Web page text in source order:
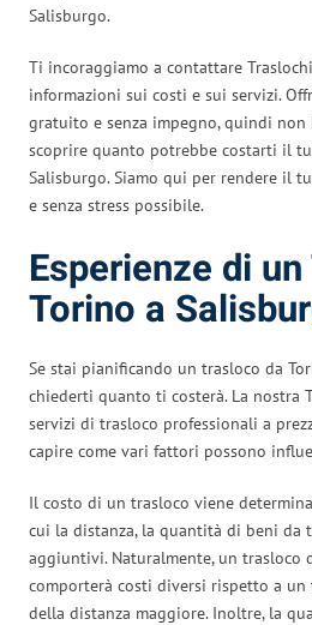
Salisburgo.
Ti incoraggiamo a contattare
informazioni sui costi e sui servizi.
gratuito e senza impegno, quindi
scoprire quanto potrebbe costarti il
Salisburgo. Siamo qui per rendere il
e senza stress possibile.
Esperienze di
Torino a
Se stai pianificando un trasloco da
chiederti quanto ti costerà. La nostra
servizi di trasloco professionali a
capire come vari fattori possono
Il costo di un trasloco viene
cui la distanza, la quantità di beni da
aggiuntivi. Naturalmente, un trasloco
comporterà costi diversi rispetto a un
della distanza maggiore. Inoltre, la